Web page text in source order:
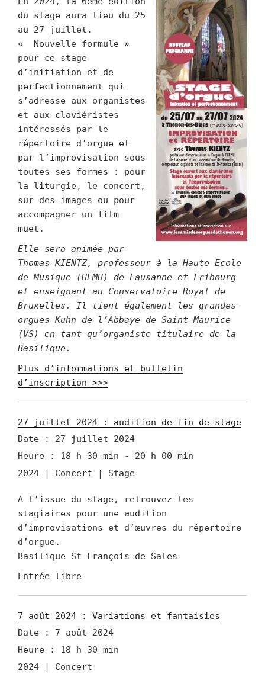
du stage aura lieu du 25
au 27 juillet.
« Nouvelle formule »
pour ce stage
d’initiation et de
perfectionnement qui
s’adresse aux organistes
et aux claviéristes
intéressés par le
répertoire d’orgue et
par l’improvisation sous
toutes ses formes : pour
la liturgie, le concert,
sur des images ou pour
accompagner un film
muet.
Elle sera animée par
Thomas KIENTZ, professeur à la Haute Ecole
de Musique (HEMU) de Lausanne et Fribourg
et enseignant au Conservatoire Royal de
Bruxelles. Il tient également les grandes-
orgues Kuhn de l’Abbaye de Saint-Maurice
(VS) en tant qu’organiste titulaire de la
Basilique.
Plus d’informations et bulletin
d’inscription >>>
27 juillet 2024 : audition de fin de stage
Date : 27 juillet 2024
Heure : 18 h 30 min - 20 h 00 min
2024 | Concert | Stage
A l’issue du stage, retrouvez les
stagiaires pour une audition
d’improvisations et d’œuvres du répertoire
d’orgue.
Basilique St François de Sales
Entrée libre
7 août 2024 : Variations et fantaisies
Date : 7 août 2024
Heure : 18 h 30 min
2024 | Concert